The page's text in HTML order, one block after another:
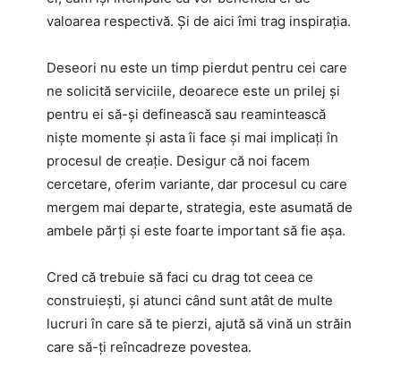
valoarea respectivă. Și de aici îmi trag inspirația.
Deseori nu este un timp pierdut pentru cei care
ne solicită serviciile, deoarece este un prilej și
pentru ei să-și definească sau reamintească
niște momente și asta îi face și mai implicați în
procesul de creație. Desigur că noi facem
cercetare, oferim variante, dar procesul cu care
mergem mai departe, strategia, este asumată de
ambele părți și este foarte important să fie așa.
Cred că trebuie să faci cu drag tot ceea ce
construiești, și atunci când sunt atât de multe
lucruri în care să te pierzi, ajută să vină un străin
care să-ți reîncadreze povestea.